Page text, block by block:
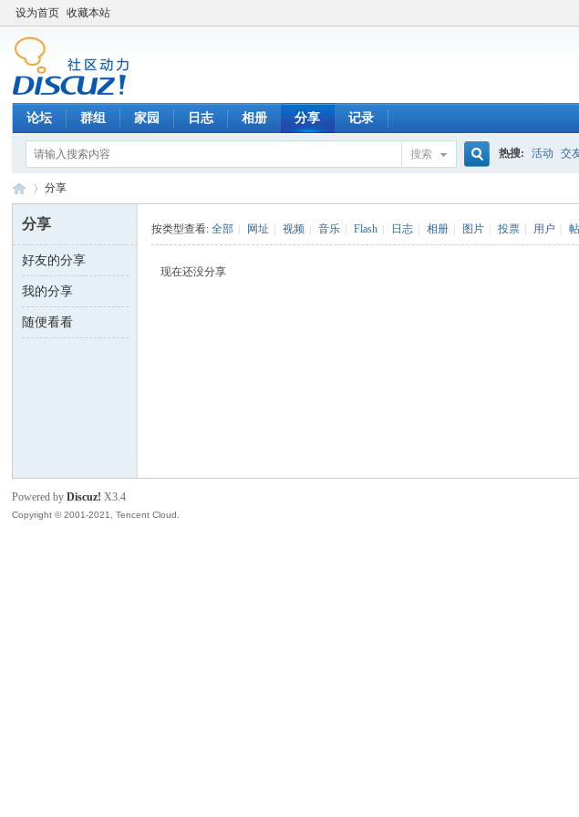
设为首页 收藏本站
论坛 群组 家园 日志 相册 分享 记录
搜索 热搜: 活动 交
数 ›
分享
分享
好友的分享
我的分享
随便看看
按类型查看:全部 网址 视频 音乐 Flash 日志 相册 图片 投票 用户
现在还没分享
Powered byDiscuz! X3.4
Copyright © 2001-2021, Tencent Cloud.